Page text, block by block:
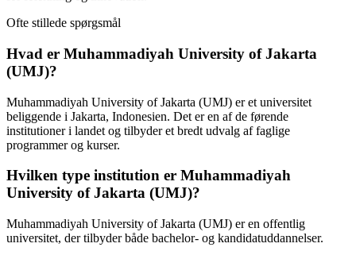
Ofte stillede spørgsmål
Hvad er Muhammadiyah University of Jakarta
(UMJ)?
Muhammadiyah University of Jakarta (UMJ) er et universitet
beliggende i Jakarta, Indonesien. Det er en af de førende
institutioner i landet og tilbyder et bredt udvalg af faglige
programmer og kurser.
Hvilken type institution er Muhammadiyah
University of Jakarta (UMJ)?
Muhammadiyah University of Jakarta (UMJ) er en offentlig
universitet, der tilbyder både bachelor- og kandidatuddannelser.